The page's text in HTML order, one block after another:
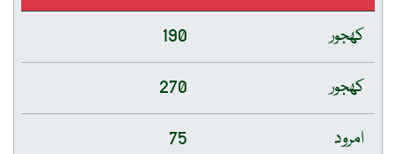
کھجور
190
کھجور
270
امرود
75